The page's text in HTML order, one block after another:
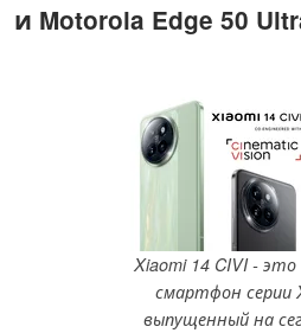
и Motorola Edge 50
Xiaomi 14 CIVI -
смартфон серии
выпущенный на